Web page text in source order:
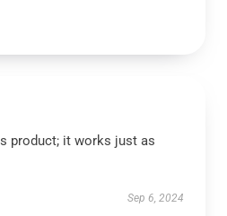
product; it works just as
Sep 6, 2024